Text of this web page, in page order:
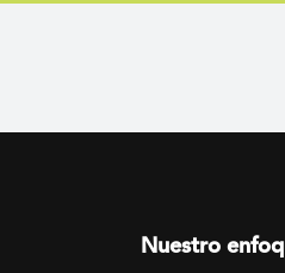
Footer
Nuestro